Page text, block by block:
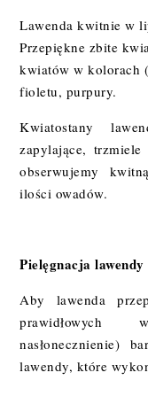
Lawenda kwitnie w
Przepiękne zbite
kwiatów w kolorach
fioletu, purpury.
Kwiatostany
zapylające,
obserwujemy
ilości owadów.
Pielęgnacja lawendy
Aby lawenda
prawidłowych
nasłonecznienie)
lawendy, które